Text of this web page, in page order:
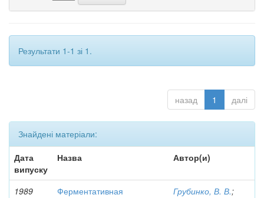
Результати 1-1 зі 1.
назад 1 далі
Знайдені матеріали:
Дата
випуску
Назва Автор(и)
1989
Ферментативная
Грубинко, В. В.;